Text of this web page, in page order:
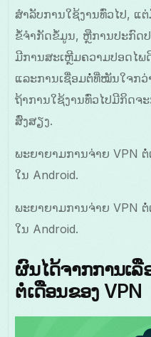
ສຳລັບການໃຊ້ງານທົ່ວໄປ, ແ
ຂໍ້ຈຳກັດຂໍ້ມູນ, ຫຼືການປະກົດ
ມີການສະເຫຼີມຄວາມປອດໄພ
ແລະການເຊື່ອມຕໍ່ທີ່ໝັນໃຈກ
ຖ້າການໃຊ້ງານທົ່ວໄປມີກິດ
ສົ່ງສຽງ.
ພະຍາຍາມການຈ່າຍ VPN
ໃນ Android.
ພະຍາຍາມການຈ່າຍ VPN
ໃນ Android.
ຜົນໄດ້ຈາກການເ
ຕໍ່ເດືອນຂອງ VPN